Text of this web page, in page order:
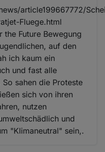
article199667772/
Fluege.html
the Future Bewegung
auf den
ich kaum ein
und fast alle
sahen die Proteste
sich von ihren
nutzen
und
"Klimaneutral" sein,.